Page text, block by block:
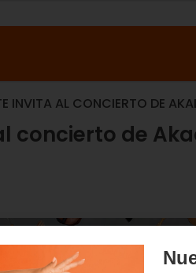
INVITA AL CONCIERTO DE
concierto de